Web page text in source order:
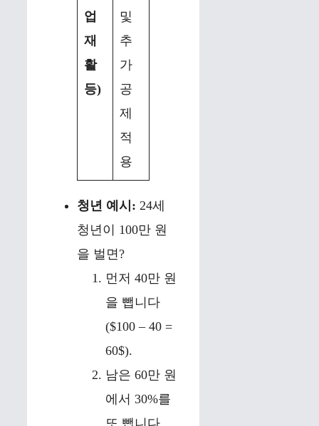
업
재
활
등)
및
추
가
공
제
적
용
청년 예시: 24세
청년이 100만 원
을 벌면?
먼저 40만 원
을 뺍니다
($100 – 40 =
60$).
남은 60만 원
에서 30%를